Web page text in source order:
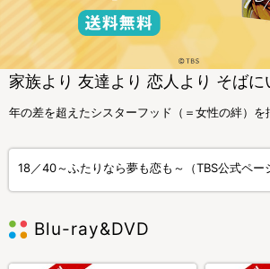
家族より 友達より 恋人より そばに
年の差を超えたシスターフッド（＝女性の絆）を
18／40～ふたりなら夢も恋も～（TBS公式ペー
Blu-ray&DVD